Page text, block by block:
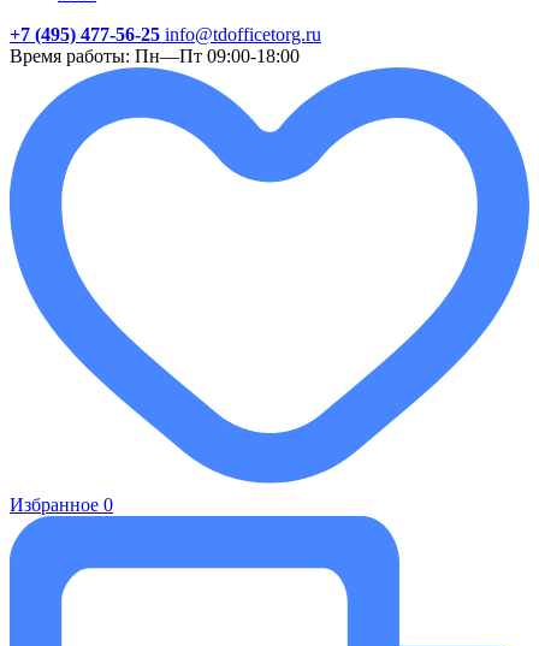
+7 (495) 477-56-25 info@tdofficetorg.ru
Время работы: Пн—Пт 09:00-18:00
Избранное 0